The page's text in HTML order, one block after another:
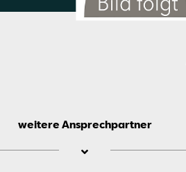
weitere Ansprechpartner